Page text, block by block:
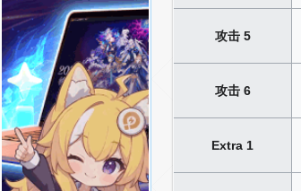
攻击 5
攻击 6
Extra 1